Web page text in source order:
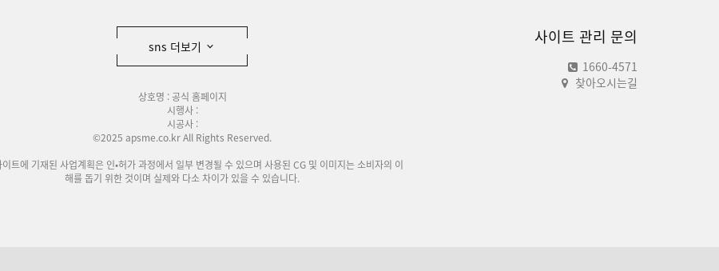
사이트 관리 문의
1660-4571
찾아오시는길
sns 더보기
상호명 : 공식 홈페이지
시행사 :
시공사 :
©2025 apsme.co.kr All Rights Reserved.
트에 기재된 사업계획은 인•허가 과정에서 일부 변경될 수 있으며 사용된 CG 및 이미지는 소비자의 이
해를 돕기 위한 것이며 실제와 다소 차이가 있을 수 있습니다.